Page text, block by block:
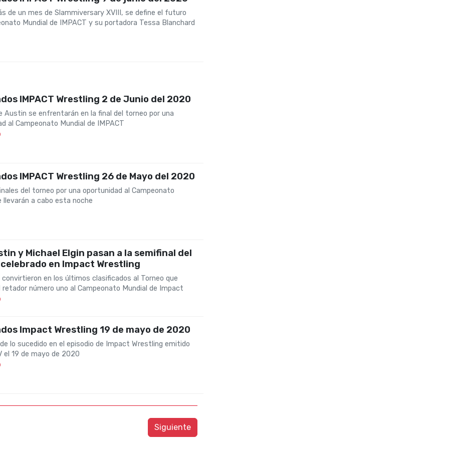
de un mes de Slammiversary XVIII, se define el futuro
Mundial de IMPACT y su portadora Tessa Blanchard
IMPACT Wrestling 2 de Junio del 2020
Austin se enfrentarán en la final del torneo por una
al Campeonato Mundial de IMPACT
IMPACT Wrestling 26 de Mayo del 2020
del torneo por una oportunidad al Campeonato
llevarán a cabo esta noche
y Michael Elgin pasan a la semifinal del
en Impact Wrestling
en los últimos clasificados al Torneo que
retador número uno al Campeonato Mundial de Impact
Impact Wrestling 19 de mayo de 2020
lo sucedido en el episodio de Impact Wrestling emitido
el 19 de mayo de 2020
Siguiente